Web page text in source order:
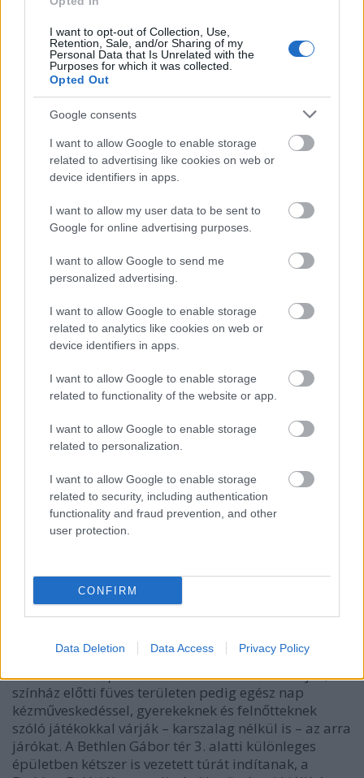
I want to opt-out of Collection, Use,
Retention, Sale, and/or Sharing of my
Personal Data that Is Unrelated with the
Purposes for which it was collected.
Opted Out
Google consents
I want to allow Google to enable storage
related to advertising like cookies on web or
device identifiers in apps.
I want to allow my user data to be sent to
Google for online advertising purposes.
I want to allow Google to send me
personalized advertising.
I want to allow Google to enable storage
related to analytics like cookies on web or
device identifiers in apps.
I want to allow Google to enable storage
related to functionality of the website or app.
I want to allow Google to enable storage
related to personalization.
I want to allow Google to enable storage
related to security, including authentication
functionality and fraud prevention, and other
user protection.
CONFIRM
Data Deletion Data Access Privacy Policy
komáromi Boráros Imre Színház és a kolozsvári
Váróterem Projekt egy-egy előadását is.
Az évadnyitó szeptember 22-i egész napos
rendezvényen várják a családokat, az iskolás korú
fiatalokat és a felnőtt közönséget is a Bethlen téren.
A Színházak Éjszakáját már délelőtt 11-kor a Marica
BábszínházaCipőmesecímű előadásával indítják, a
színház előtti füves területen pedig egész nap
kézműveskedéssel, gyerekeknek és felnőtteknek
szóló játékokkal várják – karszalag nélkül is – az arra
járókat. A Bethlen Gábor tér 3. alatti különleges
épületben kétszer is vezetett túrát indítanak, a